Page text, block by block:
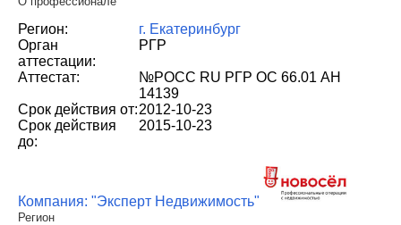
Регион:
г. Екатеринбург
Орган
аттестации:
РГР
Аттестат:
№РОСС RU РГР ОС 66.01 АН
14139
Срок действия от:2012-10-23
Срок действия
до:
2015-10-23
Компания: "Эксперт Недвижимость"
Регион